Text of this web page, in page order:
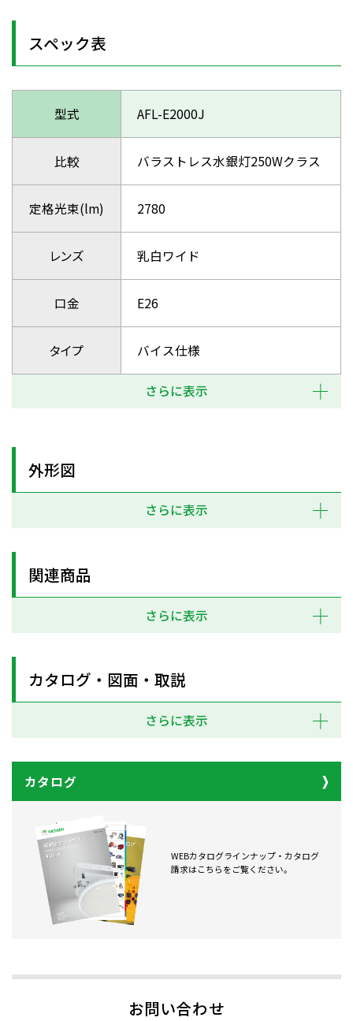
スペック表
型式 AFL-E2000J
比較 バラストレス水銀灯250Wクラス
定格光束(lm) 2780
レンズ 乳白ワイド
口金 E26
タイプ バイス仕様
さらに表示
外形図
さらに表示
関連商品
さらに表示
カタログ・図面・取説
さらに表示
カタログ
WEBカタログラインナップ・カタログ
請求はこちらをご覧ください。
お問い合わせ